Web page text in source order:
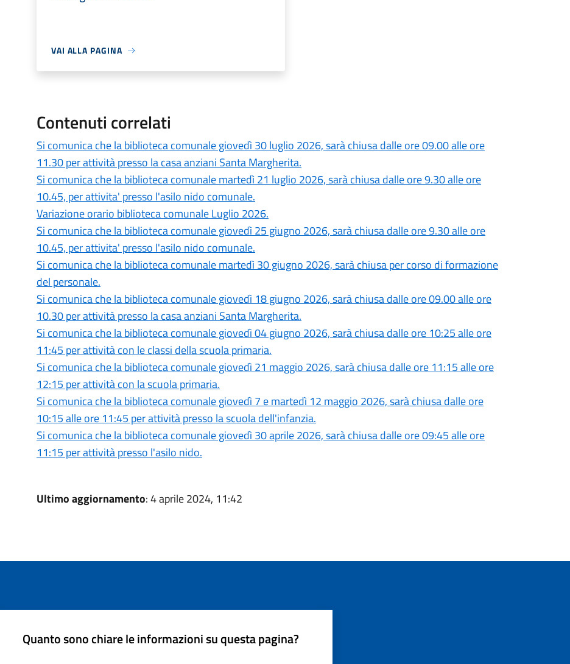
VAI ALLA PAGINA
Contenuti correlati
Si comunica che la biblioteca comunale giovedì 30 luglio 2026, sarà chiusa dalle ore 09.00 alle ore
11.30 per attività presso la casa anziani Santa Margherita.
Si comunica che la biblioteca comunale martedì 21 luglio 2026, sarà chiusa dalle ore 9.30 alle ore
10.45, per attivita' presso l'asilo nido comunale.
Variazione orario biblioteca comunale Luglio 2026.
Si comunica che la biblioteca comunale giovedì 25 giugno 2026, sarà chiusa dalle ore 9.30 alle ore
10.45, per attivita' presso l'asilo nido comunale.
Si comunica che la biblioteca comunale martedì 30 giugno 2026, sarà chiusa per corso di formazione
del personale.
Si comunica che la biblioteca comunale giovedì 18 giugno 2026, sarà chiusa dalle ore 09.00 alle ore
10.30 per attività presso la casa anziani Santa Margherita.
Si comunica che la biblioteca comunale giovedì 04 giugno 2026, sarà chiusa dalle ore 10:25 alle ore
11:45 per attività con le classi della scuola primaria.
Si comunica che la biblioteca comunale giovedì 21 maggio 2026, sarà chiusa dalle ore 11:15 alle ore
12:15 per attività con la scuola primaria.
Si comunica che la biblioteca comunale giovedì 7 e martedì 12 maggio 2026, sarà chiusa dalle ore
10:15 alle ore 11:45 per attività presso la scuola dell'infanzia.
Si comunica che la biblioteca comunale giovedì 30 aprile 2026, sarà chiusa dalle ore 09:45 alle ore
11:15 per attività presso l'asilo nido.
Ultimo aggiornamento: 4 aprile 2024, 11:42
Quanto sono chiare le informazioni su questa pagina?